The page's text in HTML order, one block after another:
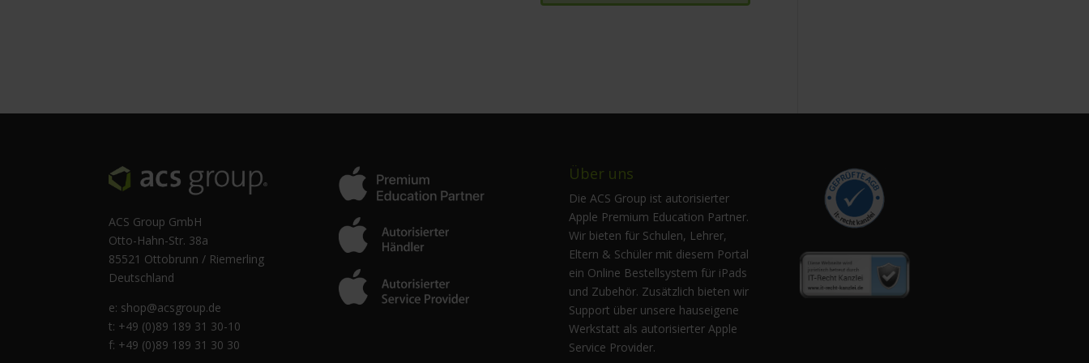
ACS Group GmbH
Otto-Hahn-Str. 38a
85521 Ottobrunn / Riemerling
Deutschland
e: shop@acsgroup.de
t: +49 (0)89 189 31 30-10
f: +49 (0)89 189 31 30 30
Über uns
Die ACS Group ist autorisierter
Apple Premium Education Partner.
Wir bieten für Schulen, Lehrer,
Eltern & Schüler mit diesem Portal
ein Online Bestellsystem für iPads
und Zubehör. Zusätzlich bieten wir
Support über unsere hauseigene
Werkstatt als autorisierter Apple
Service Provider.